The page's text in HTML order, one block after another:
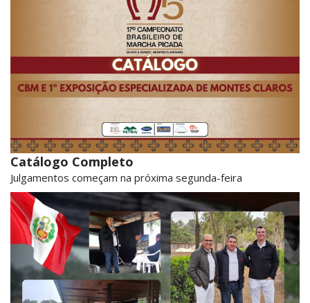
Catálogo Completo
Julgamentos começam na próxima segunda-feira